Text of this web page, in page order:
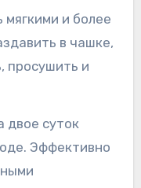
и более
в чашке,
просушить и
двое суток
Эффективно